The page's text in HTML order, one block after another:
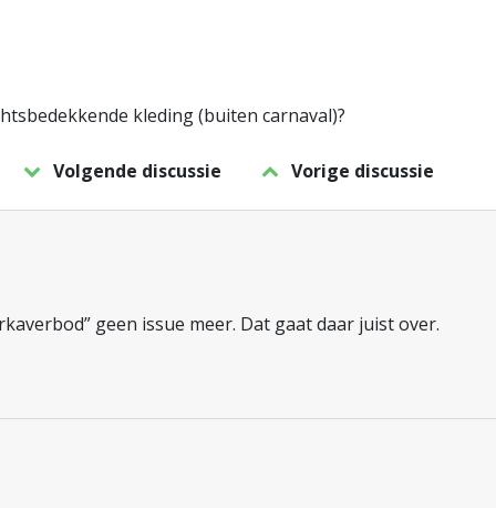
kleding (buiten carnaval)?
Volgende discussie Vorige discussie
geen issue meer. Dat gaat daar juist over.